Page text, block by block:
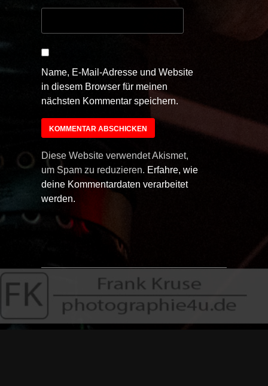
Name, E-Mail-Adresse und Website
in diesem Browser für meinen
nächsten Kommentar speichern.
Diese Website verwendet Akismet,
um Spam zu reduzieren. Erfahre, wie
deine Kommentardaten verarbeitet
werden.